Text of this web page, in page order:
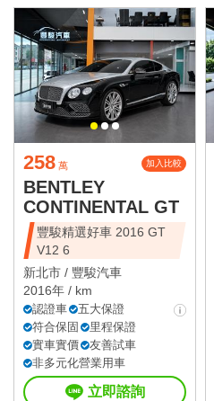
258 萬 加入比較
BENTLEY
CONTINENTAL GT
豐駿精選好車 2016 GT
V12 6
新北市 / 豐駿汽車
2016年 / km
認證車
五大保證
符合保固
里程保證
實車實價
友善試車
非多元化營業用車
立即諮詢